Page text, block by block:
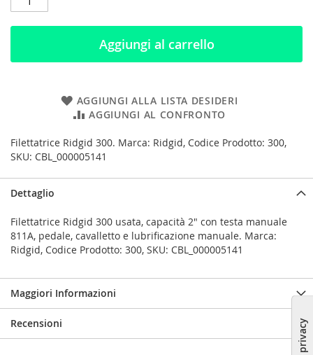
Aggiungi al carrello
AGGIUNGI ALLA LISTA DESIDERI
AGGIUNGI AL CONFRONTO
Filettatrice Ridgid 300. Marca: Ridgid, Codice Prodotto: 300,
SKU: CBL_000005141
Dettaglio
Filettatrice Ridgid 300 usata, capacità 2" con testa manuale
811A, pedale, cavalletto e lubrificazione manuale. Marca:
Ridgid, Codice Prodotto: 300, SKU: CBL_000005141
Maggiori Informazioni
Recensioni